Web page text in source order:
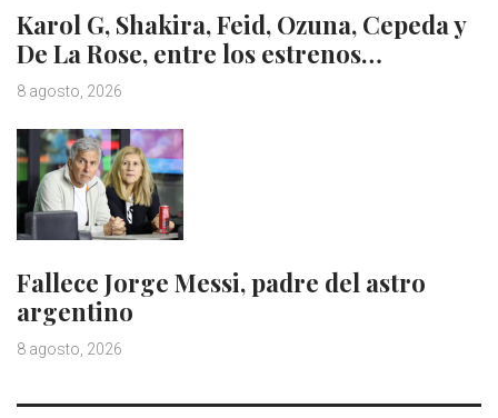
Karol G, Shakira, Feid, Ozuna, Cepeda y
De La Rose, entre los estrenos…
8 agosto, 2026
Fallece Jorge Messi, padre del astro
argentino
8 agosto, 2026